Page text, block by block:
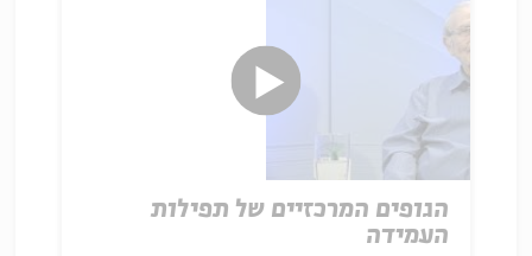
הגופים המרכזיים של תפילות
העמידה